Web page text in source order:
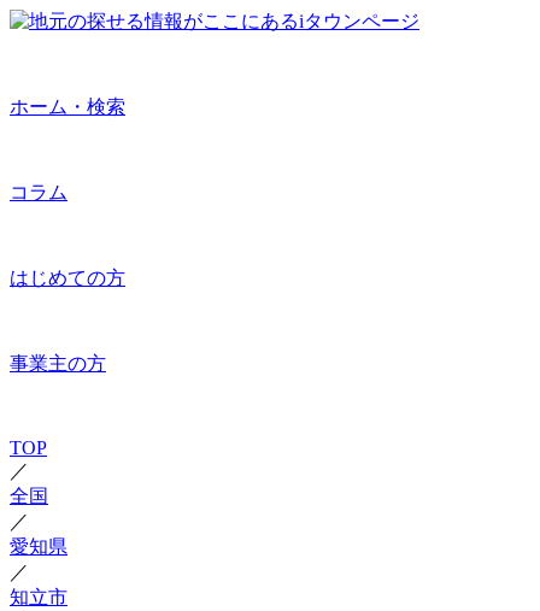
ホーム・検索
コラム
はじめての方
事業主の方
TOP
／
全国
／
愛知県
／
知立市